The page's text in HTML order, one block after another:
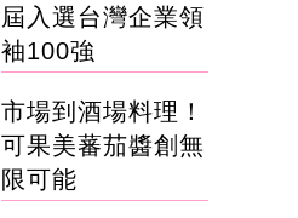
屆入選台灣企業領
袖100強
市場到酒場料理！
可果美蕃茄醬創無
限可能